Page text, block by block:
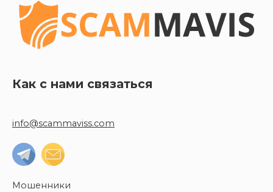
Как с нами связаться
info@scammaviss.com
Мошенники